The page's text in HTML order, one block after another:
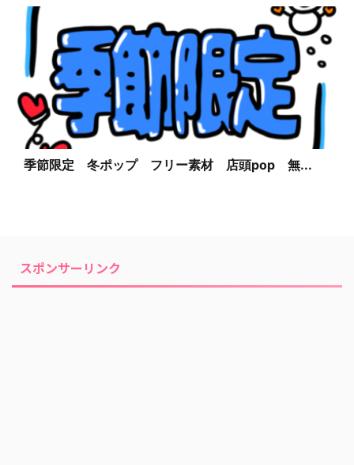
季節限定 冬ポップ フリー素材 店頭pop 無...
スポンサーリンク